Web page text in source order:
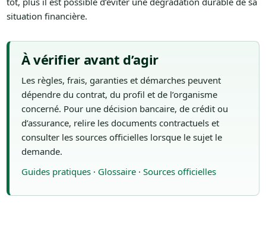
situation financière.
À vérifier avant d’agir
Les règles, frais, garanties et démarches peuvent
dépendre du contrat, du profil et de l’organisme
concerné. Pour une décision bancaire, de crédit ou
d’assurance, relire les documents contractuels et
consulter les sources officielles lorsque le sujet le
demande.
Guides pratiques· Glossaire· Sources officielles